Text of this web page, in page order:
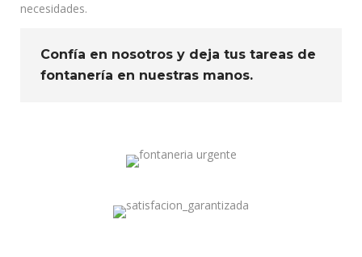
necesidades.
Confía en nosotros y deja tus tareas de
fontanería en nuestras manos.